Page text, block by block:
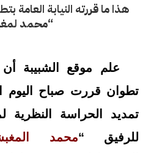
هذا ما قررته النيابة
“محمد
علم موقع الشبيبة أن
للرفيق “محمد